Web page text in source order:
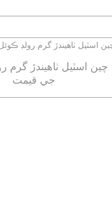
چين اسٽيل ٺاهيندڙ گرم
جي قيمت